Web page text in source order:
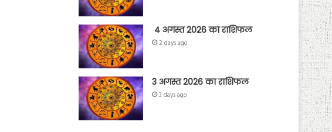
4 अगस्त 2026 का राशिफल
2 days ago
3 अगस्त 2026 का राशिफल
3 days ago